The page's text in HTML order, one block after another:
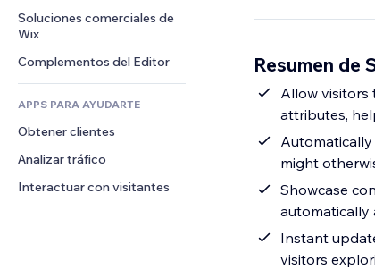
Crowdfunding
Alimentos y bebidas
Noticias
Servicios de contenido
Efectos de texto
Banners e insignias
Calculadoras
Buscar
Teléfono
Comunidad
Reseñas y testimonios
Soluciones comerciales de
Wix
Complementos del Editor
APPS PARA AYUDARTE
Obtener clientes
Analizar tráfico
Interactuar con visitantes
Resumen de
Allow visitors
attributes,
might
Showcase
automatically
Instant
visitors